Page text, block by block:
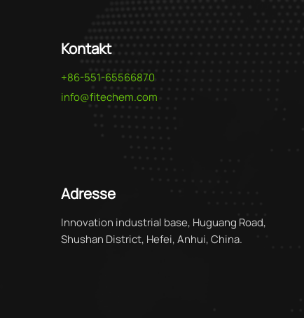
Kontakt
+86-551-65566870
info@fitechem.com
Adresse
Innovation industrial base, Huguang Road,
Shushan District, Hefei, Anhui, China.